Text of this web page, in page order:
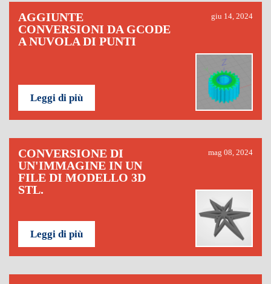
AGGIUNTE
CONVERSIONI DA GCODE
A NUVOLA DI PUNTI
giu 14, 2024
Leggi di più
CONVERSIONE DI
UN'IMMAGINE IN UN
FILE DI MODELLO 3D
STL.
mag 08, 2024
Leggi di più